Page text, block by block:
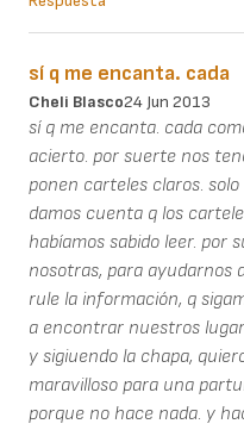
sí q me encanta. cada
Cheli Blasco24 Jun 2013
sí q me encanta. cada
acierto. por suerte nos
ponen carteles claros.
damos cuenta q los
habíamos sabido leer. por
nosotras, para ayudarnos
rule la información, q
a encontrar nuestros
y sigiuendo la chapa,
maravilloso para una
porque no hace nada. y